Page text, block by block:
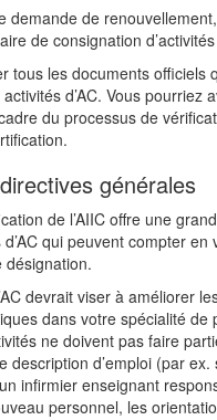
demande de
de consignation d’activités
tous les documents officiels
d’AC. Vous pourriez
du processus de
générales
de l’AIIC offre une
qui peuvent compter en
désignation.
devrait viser à améliorer
dans votre spécialité de
ne doivent pas faire
description d’emploi (par ex.
infirmier enseignant
personnel, les